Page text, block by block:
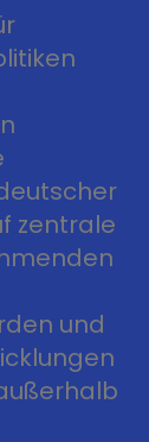
zentrale
und